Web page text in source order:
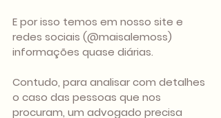
E por isso temos em nosso site e
redes sociais (@maisalemoss)
informações quase diárias.
Contudo, para analisar com detalhes
o caso das pessoas que nos
procuram, um advogado precisa